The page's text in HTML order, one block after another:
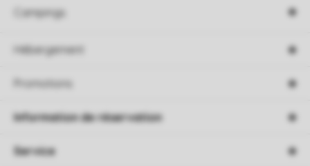
Campings
Hébergement
Promotions
Information de réservation
Service